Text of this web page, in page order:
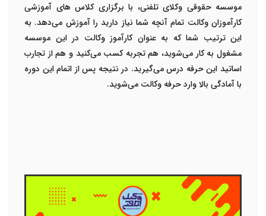
موسسه حقوقی وکلای تلفنی، با برگزاری کلاس های آموزشی
کارآموزان وکالت تمام آنچه شما نیاز دارید را آموزش می‌دهد. به
این ترتیب شما که به عنوانکارآموز وکالت در این موسسه
مشغول به کار می‌شوید، هم تجربه کسب می‌کنید و هم از تجارب
اساتید این حرفه درس می‌گیرید. در نتیجه پس از اتمام این دوره
با آمادگی بالا وارد حرفه وکالت می‌شوید.